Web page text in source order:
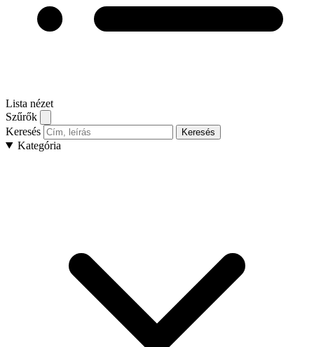
Lista nézet
Szűrők
Keresés
Keresés
Kategória